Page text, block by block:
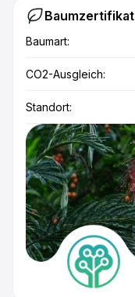
Baumzertifikat
Baumart:
CO2-Ausgleich:
Standort: